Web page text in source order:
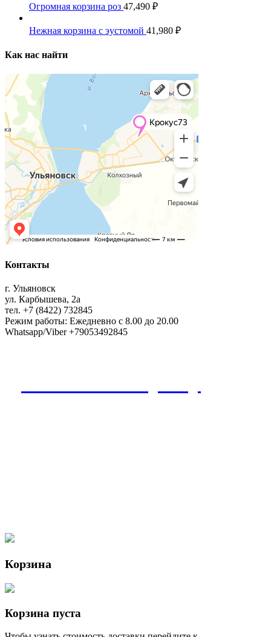
Огромная корзина роз 47,490 ₽
Нежная корзина с эустомой 41,980 ₽
Как нас найти
Контакты
г. Ульяновск
ул. Карбышева, 2а
тел. +7 (8422) 732845
Режим работы: Ежедневно с 8.00 до 20.00
Whatsapp/Viber +79053492845
Корзина
Корзина пуста